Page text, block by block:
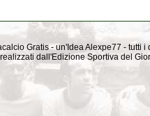
Gratis - un'Idea Alexpe77 -
realizzati dall'Edizione Sportiva del